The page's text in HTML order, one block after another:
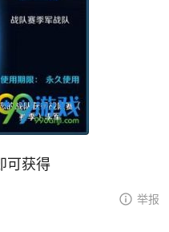
可获得
举报